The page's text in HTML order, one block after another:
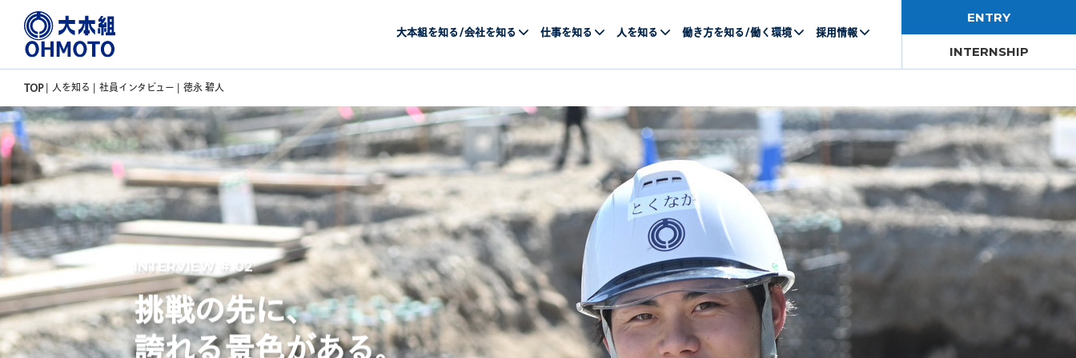
大本組を知る/会社を知る 仕事を知る 人を知る 働き方を知る/働く環境 採用情報
ENTRY
INTERNSHIP
TOP| 人を知る 社員インタビュー 徳永 碧人
INTERVIEW # 02
挑戦の先に、